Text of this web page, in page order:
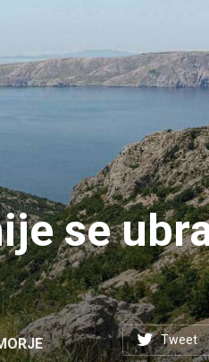
se
Tweet